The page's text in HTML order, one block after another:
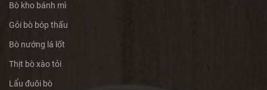
Bò kho bánh mì
Gỏi bò bóp thấu
Bò nướng lá lốt
Thịt bò xào tỏi
Lẩu đuôi bò